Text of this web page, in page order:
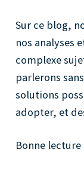
Sur ce blog,
nos analyses
complexe
parlerons
solutions
adopter, et
Bonne lecture